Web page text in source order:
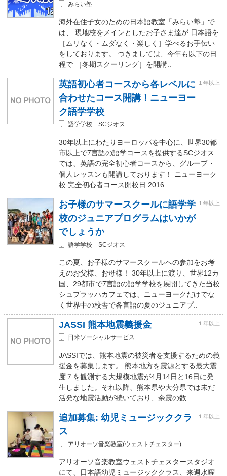
みらい塾
海外在住子女のための日本語教室「みらい塾」で
は、 現地校をメインとしたお子さま達が 日本語を
［ムリなく・ムダなく・楽しく］学べるお手伝い
をしております。 つきましては、今年も以下の日
程で ［冬期スクーリング］を開講..
英語初心者コースから各レベルに
合わせたコース開講！ニューヨー
ク語学学校
１年以上
語学学校 SCジオス
30年以上にわたりヨーロッパを中心に、世界30都
市以上で7言語の語学コースを提供するSCジオス
では、英語の完全初心者コースから、グループ・
個人レッスンも開講しております！ ニューヨーク
校 完全初心者コース開校日 2016..
お子様のサマースクールに語学学
校のジュニアプログラムはいかが
でしょうか
１年以上
語学学校 SCジオス
この夏、お子様のサマースクールへの参加をお考
えのお父様、お母様！ 30年以上に渡り、世界12カ
国、29都市で7言語の語学学校を展開してきた当校
シュプラッハカフェでは、ニューヨークだけでな
く世界中の校舎で各言語の夏のジュニアプ..
JASSI 熊本地震義援金 １年以上
日米ソーシャルサービス
JASSIでは、熊本地震の被災者を支援するための義
援金を募集します。 熊本地方を震源とする最大震
度７を観測する大規模地震が4月14日と16日に発
生しました。それ以降、熊本県や大分県では未だ
活発な地震活動が続いており、余震の数..
追加募集: 幼児ミュージッククラ
ス
１年以上
アリオーソ音楽教室(ウェストチェスター)
アリオーソ音楽教室ウェストチェスタースタジオ
にて、日本語幼児ミュージッククラス、来週水曜